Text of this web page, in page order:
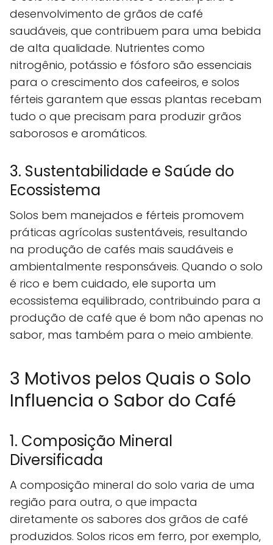
desenvolvimento de grãos de café
saudáveis, que contribuem para uma bebida
de alta qualidade. Nutrientes como
nitrogênio, potássio e fósforo são essenciais
para o crescimento dos cafeeiros, e solos
férteis garantem que essas plantas recebam
tudo o que precisam para produzir grãos
saborosos e aromáticos.
3. Sustentabilidade e Saúde do
Ecossistema
Solos bem manejados e férteis promovem
práticas agrícolas sustentáveis, resultando
na produção de cafés mais saudáveis e
ambientalmente responsáveis. Quando o solo
é rico e bem cuidado, ele suporta um
ecossistema equilibrado, contribuindo para a
produção de café que é bom não apenas no
sabor, mas também para o meio ambiente.
3 Motivos pelos Quais o Solo
Influencia o Sabor do Café
1. Composição Mineral
Diversificada
A composição mineral do solo varia de uma
região para outra, o que impacta
diretamente os sabores dos grãos de café
produzidos. Solos ricos em ferro, por exemplo,